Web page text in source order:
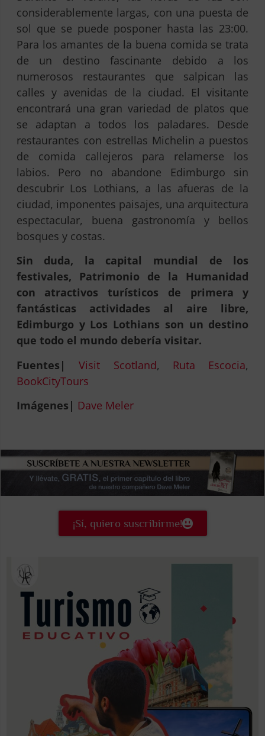
considerablemente largas, con una puesta de
sol que se puede posponer hasta las 23:00.
Para los amantes de la buena comida se trata
de un destino fascinante debido a los
numerosos restaurantes que salpican las
calles y avenidas de la ciudad. El visitante
encontrará una gran variedad de platos que
se adaptan a todos los paladares. Desde
restaurantes con estrellas Michelin a puestos
de comida callejeros para relamerse los
labios. Pero no abandone Edimburgo sin
descubrir Los Lothians, a las afueras de la
ciudad, imponentes paisajes, una arquitectura
espectacular, buena gastronomía y bellos
bosques y costas.
Sin duda, la capital mundial de los
festivales, Patrimonio de la Humanidad
con atractivos turísticos de primera y
fantásticas actividades al aire libre,
Edimburgo y Los Lothians son un destino
que todo el mundo debería visitar.
Fuentes|
Visit Scotland, Ruta Escocia,
BookCityTours
Imágenes| Dave Meler
¡Sí, quiero suscribirme!